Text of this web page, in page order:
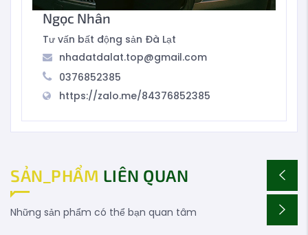
Ngọc Nhân
Tư vấn bất động sản Đà Lạt
nhadatdalat.top@gmail.com
0376852385
https://zalo.me/84376852385
SẢN_PHẨM LIÊN QUAN
Những sản phẩm có thể bạn quan tâm